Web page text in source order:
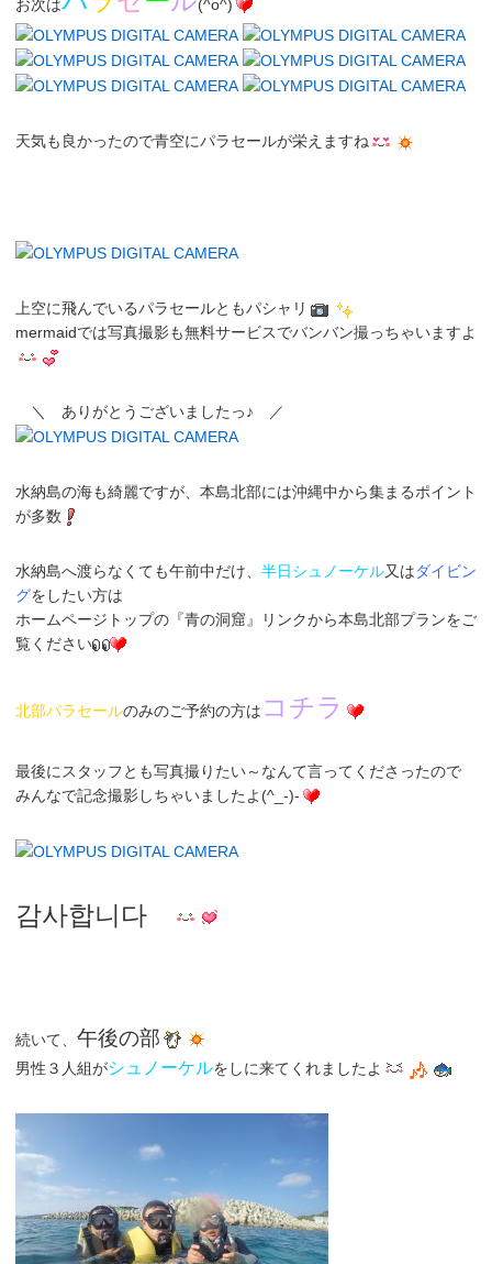
お次は (^o^)
天気も良かったので青空にパラセールが栄えますね
上空に飛んでいるパラセールともパシャリ
mermaidでは写真撮影も無料サービスでバンバン撮っちゃいますよ
＼ ありがとうございましたっ♪ ／
水納島の海も綺麗ですが、本島北部には沖縄中から集まるポイント
が多数
水納島へ渡らなくても午前中だけ、 半日シュノーケル又はダイビン
グをしたい方は
ホームページトップの『青の洞窟』リンクから本島北部プランをご
覧ください
北部パラセールのみのご予約の方は コチラ
最後にスタッフとも写真撮りたい～なんて言ってくださったので
みんなで記念撮影しちゃいましたよ(^_-)-
감사합니다
続いて、 午後の部
男性３人組がシュノーケルをしに来てくれましたよ